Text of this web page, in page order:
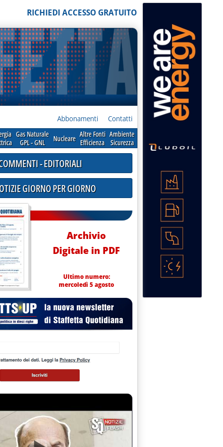
RICHIEDI ACCESSO GRATUITO
Abbonamenti Contatti
Gas Naturale
GPL - GNL
Nucleare Altre Fonti
Efficienza
Ambiente
Sicurezza
- EDITORIALI
GIORNO PER GIORNO
Archivio
Digitale in PDF
Ultimo numero:
mercoledì 5 agosto